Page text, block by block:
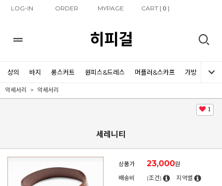
LOG-IN ORDER MYPAGE CART [0 ]
히피걸
상의 바지 롱스커트 원피스&드레스 머플러&스카프 가방 신발
악세서리 악세서리
1
세레니티
상품가 23,000원
배송비
(조건) 지역별